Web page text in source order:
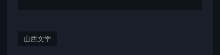
山西文学